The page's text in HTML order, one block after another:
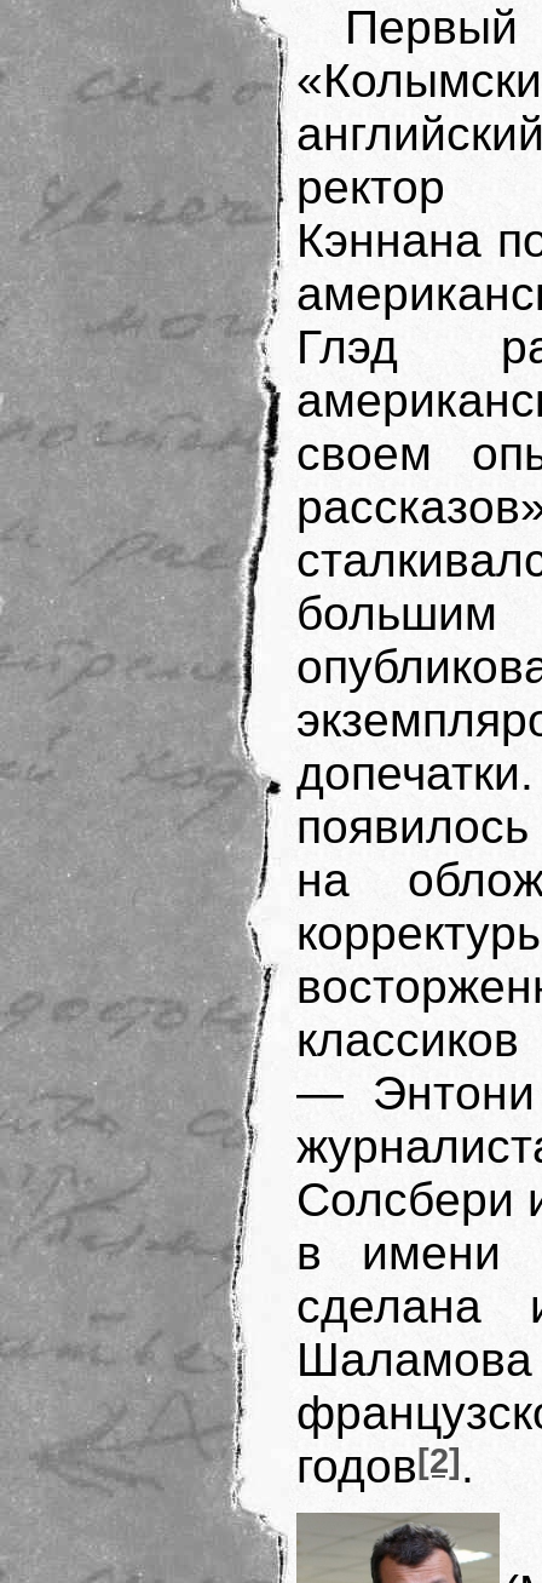
ректор
Кэннана
Глэд
своем
на
— Энтони
Солсбери
в имени
сделана
годов[2].